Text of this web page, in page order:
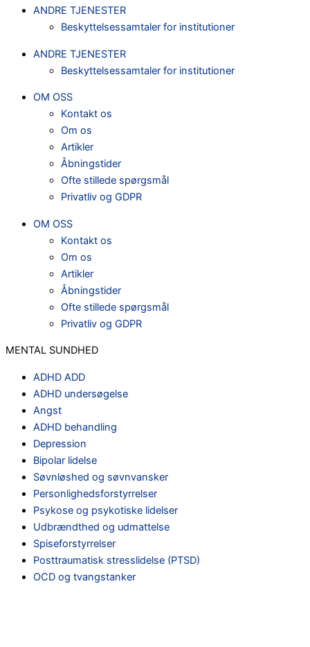
ANDRE TJENESTER
Beskyttelsessamtaler for institutioner
ANDRE TJENESTER
Beskyttelsessamtaler for institutioner
OM OSS
Kontakt os
Om os
Artikler
Åbningstider
Ofte stillede spørgsmål
Privatliv og GDPR
OM OSS
Kontakt os
Om os
Artikler
Åbningstider
Ofte stillede spørgsmål
Privatliv og GDPR
MENTAL SUNDHED
ADHD ADD
ADHD undersøgelse
Angst
ADHD behandling
Depression
Bipolar lidelse
Søvnløshed og søvnvansker
Personlighedsforstyrrelser
Psykose og psykotiske lidelser
Udbrændthed og udmattelse
Spiseforstyrrelser
Posttraumatisk stresslidelse (PTSD)
OCD og tvangstanker